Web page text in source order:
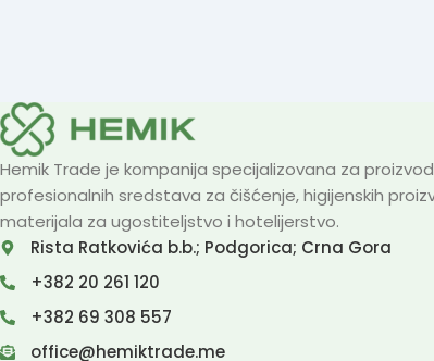
Hemik Trade je kompanija specijalizovana za
profesionalnih sredstava za čišćenje, higijenskih
materijala za ugostiteljstvo i hotelijerstvo.
Rista Ratkovića b.b.; Podgorica; Crna Gora
+382 20 261 120
+382 69 308 557
office@hemiktrade.me